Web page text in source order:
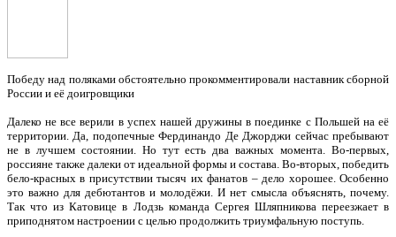
Победу над поляками обстоятельно прокомментировали наставник сборной
России и её доигровщики
Далеко не все верили в успех нашей дружины в поединке с Польшей на её
территории. Да, подопечные Фердинандо Де Джорджи сейчас пребывают
не в лучшем состоянии. Но тут есть два важных момента. Во-первых,
россияне также далеки от идеальной формы и состава. Во-вторых, победить
бело-красных в присутствии тысяч их фанатов – дело хорошее. Особенно
это важно для дебютантов и молодёжи. И нет смысла объяснять, почему.
Так что из Катовице в Лодзь команда Сергея Шляпникова переезжает в
приподнятом настроении с целью продолжить триумфальную поступь.